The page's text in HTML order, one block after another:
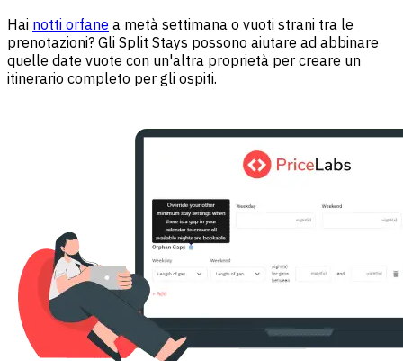
Hai notti orfane a metà settimana o vuoti strani tra le
prenotazioni? Gli Split Stays possono aiutare ad abbinare
quelle date vuote con un'altra proprietà per creare un
itinerario completo per gli ospiti.